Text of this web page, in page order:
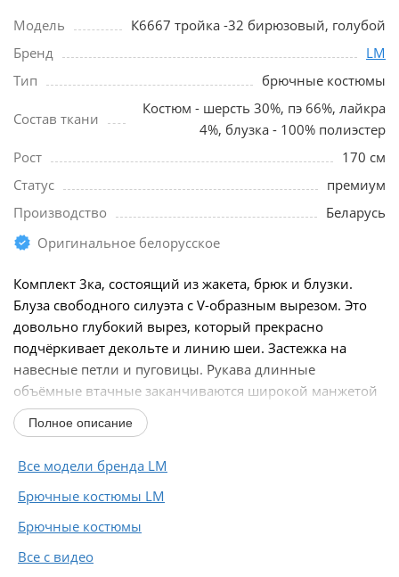
Модель
К6667 тройка -32 бирюзовый, голубой
Бренд
LM
Тип
брючные костюмы
Состав ткани
Костюм - шерсть 30%, пэ 66%, лайкра
4%, блузка - 100% полиэстер
Рост
170 см
Статус
премиум
Производство
Беларусь
Оригинальное белорусское
Комплект 3ка, состоящий из жакета, брюк и блузки.
Блуза свободного силуэта с V-образным вырезом. Это
довольно глубокий вырез, который прекрасно
подчёркивает декольте и линию шеи. Застежка на
навесные петли и пуговицы. Рукава длинные
объёмные втачные заканчиваются широкой манжетой
с застёжкой...
Полное описание
Все модели бренда LM
Брючные костюмы LM
Брючные костюмы
Все с видео